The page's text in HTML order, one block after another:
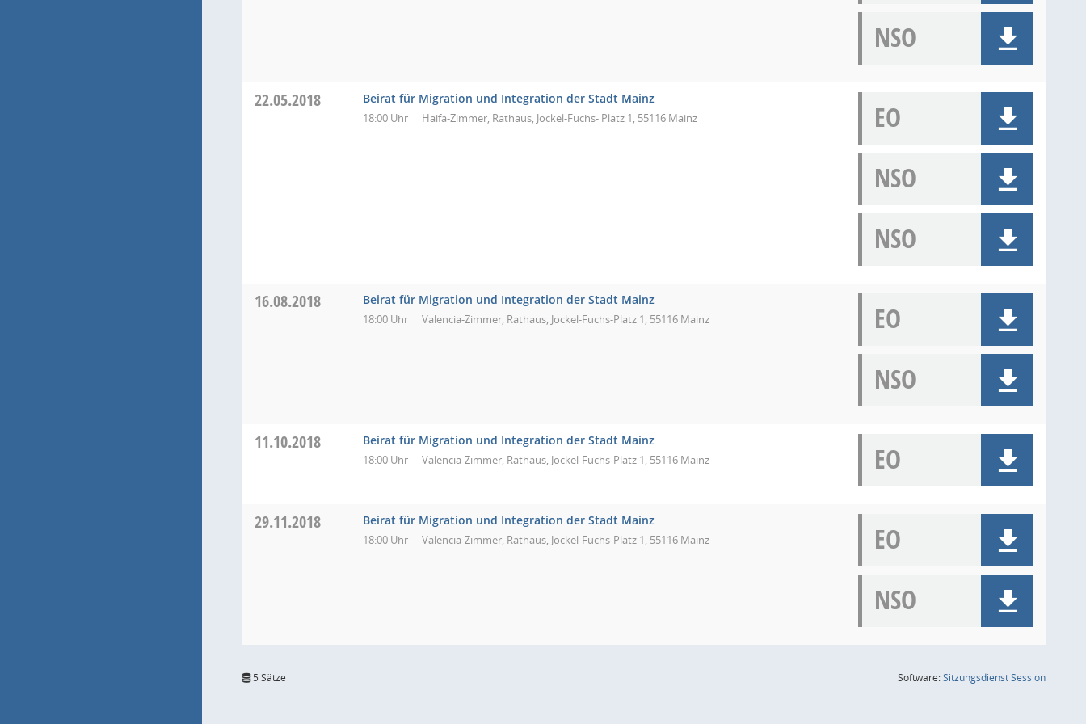
NSO
22.05.2018 Beirat für Migration und Integration der Stadt Mainz
18:00 Uhr Haifa-Zimmer, Rathaus, Jockel-Fuchs- Platz 1, 55116 Mainz
EO
NSO
NSO
16.08.2018 Beirat für Migration und Integration der Stadt Mainz
18:00 Uhr Valencia-Zimmer, Rathaus, Jockel-Fuchs-Platz 1, 55116 Mainz
EO
NSO
11.10.2018 Beirat für Migration und Integration der Stadt Mainz
18:00 Uhr Valencia-Zimmer, Rathaus, Jockel-Fuchs-Platz 1, 55116 Mainz EO
29.11.2018 Beirat für Migration und Integration der Stadt Mainz
18:00 Uhr Valencia-Zimmer, Rathaus, Jockel-Fuchs-Platz 1, 55116 Mainz
EO
NSO
5 Sätze Software:SitzungsdienstSession(Wird in